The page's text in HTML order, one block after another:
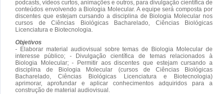
podcasts, vídeos curtos, animações e outros, para divulgação científica de
conteúdos envolvendo a Biologia Molecular. A equipe será composta por
discentes que estejam cursando a disciplina de Biologia Molecular nos
cursos de Ciências Biológicas Bacharelado, Ciências Biológicas
Licenciatura e Biotecnologia.
Objetivos
- Elaborar material audiovisual sobre temas de Biologia Molecular de
interesse público; - Divulgação científica de temas relacionados à
Biologia Molecular; - Permitir aos discentes que estejam cursando a
disciplina de Biologia Molecular (cursos de Ciências Biológicas
Bacharelado, Ciências Biológicas Licenciatura e Biotecnologia)
aprimorar, aprofundar e aplicar conhecimentos adquiridos para a
construção de material audiovisual.